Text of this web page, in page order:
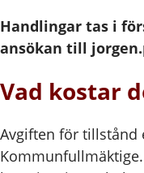
Handlingar tas i
ansökan till
Vad kostar
Avgiften för tillstånd